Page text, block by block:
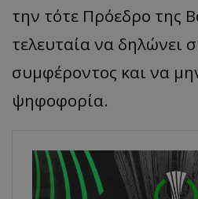
την τότε Πρόεδρο της
τελευταία να δηλώνει
συμφέροντος και να
ψηφοφορία.